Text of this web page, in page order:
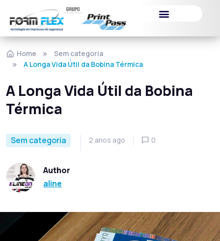
Home
Sem categoria
A Longa Vida Útil da Bobina Térmica
A Longa Vida Útil da Bobina
Térmica
Sem categoria 2 anos ago 0
Author
aline